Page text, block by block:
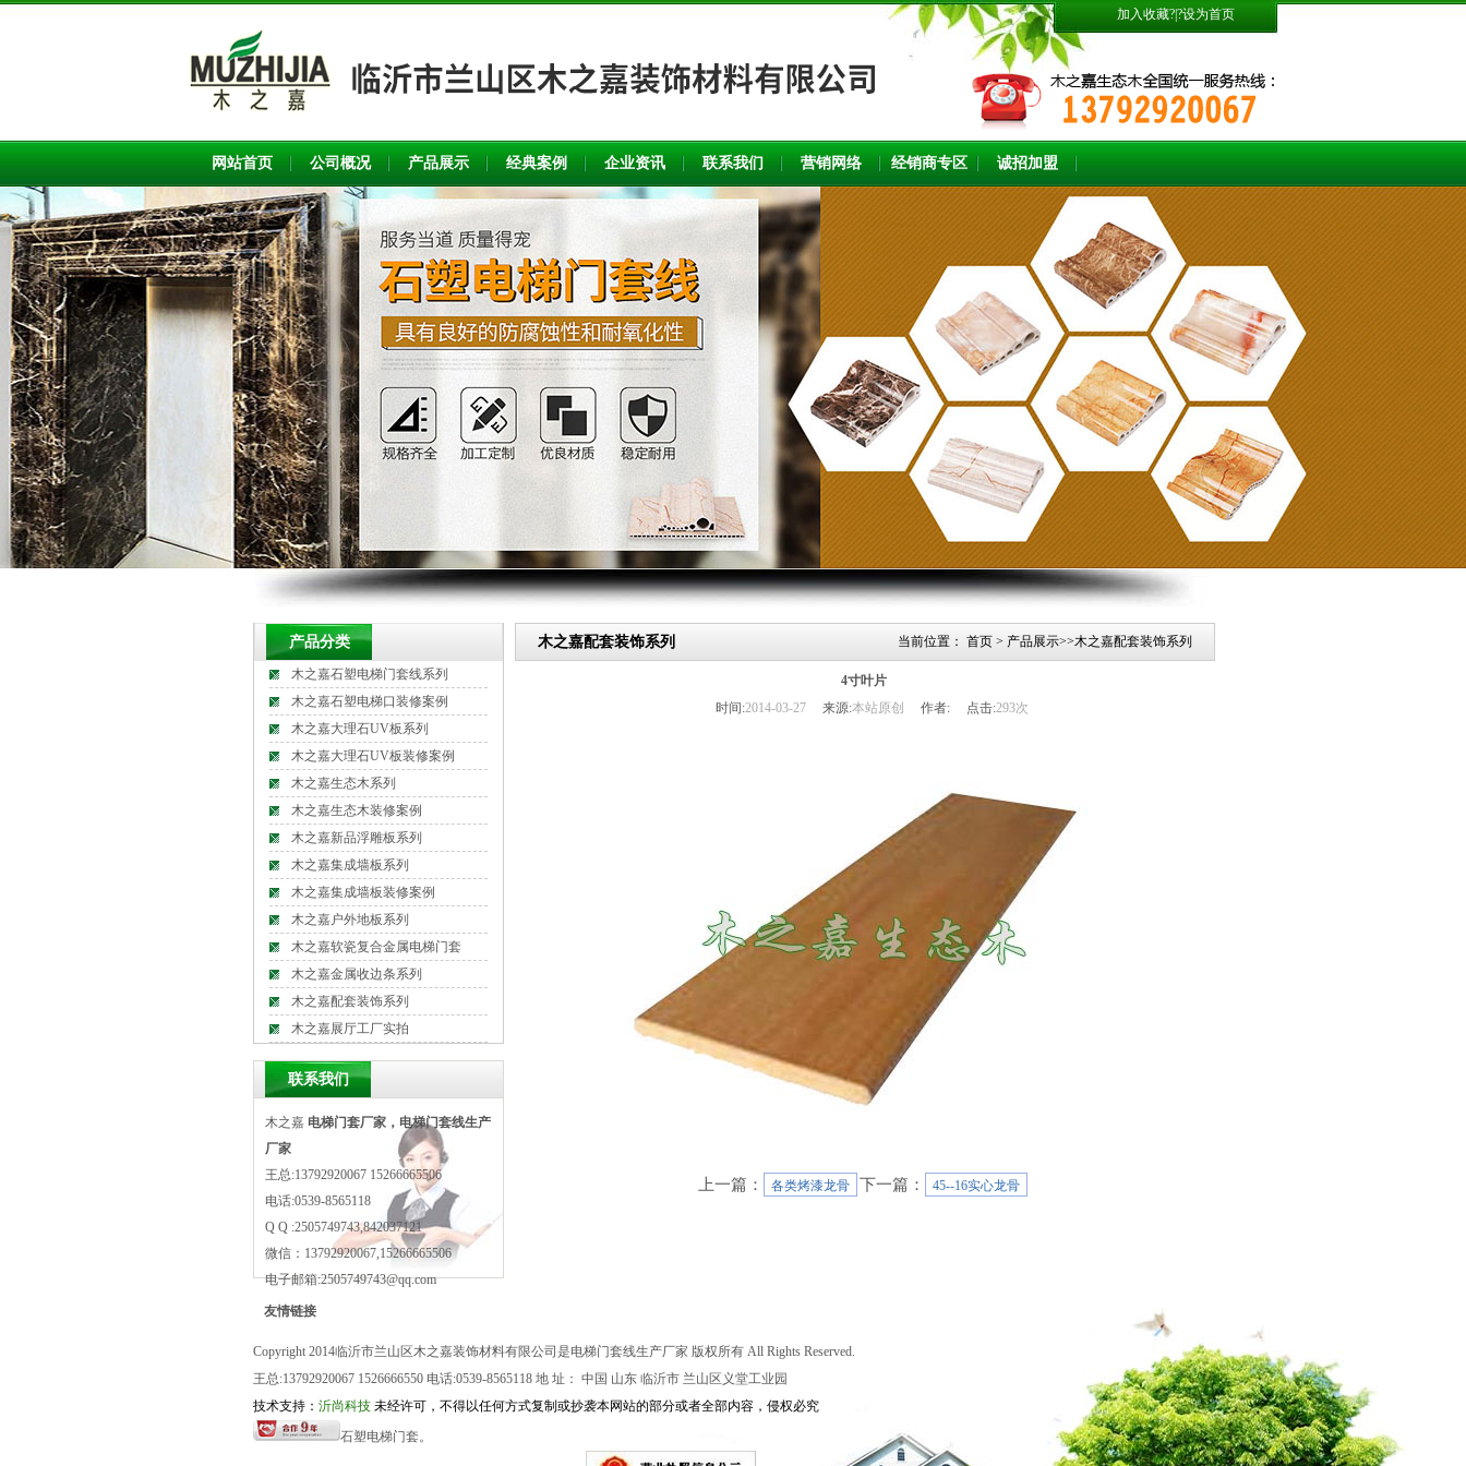
加入收藏?|?设为首页
网站首页 公司概况 产品展示 经典案例 企业资讯 联系我们 营销网络 经销商专区 诚招加盟
产品分类
木之嘉石塑电梯门套线系列
木之嘉石塑电梯口装修案例
木之嘉大理石UV板系列
木之嘉大理石UV板装修案例
木之嘉生态木系列
木之嘉生态木装修案例
木之嘉新品浮雕板系列
木之嘉集成墙板系列
木之嘉集成墙板装修案例
木之嘉户外地板系列
木之嘉软瓷复合金属电梯门套
木之嘉金属收边条系列
木之嘉配套装饰系列
木之嘉展厅工厂实拍
联系我们
木之嘉 电梯门套厂家，电梯门套线生产
厂家
王总:13792920067 15266665506
电话:0539-8565118
Q Q :2505749743,842037121
微信：13792920067,15266665506
电子邮箱:2505749743@qq.com
木之嘉配套装饰系列 当前位置： 首页 > 产品展示>>木之嘉配套装饰系列
4寸叶片
时间:2014-03-27 来源:本站原创 作者: 点击:293次
上一篇： 各类烤漆龙骨 下一篇： 45--16实心龙骨
友情链接
Copyright 2014临沂市兰山区木之嘉装饰材料有限公司是电梯门套线生产厂家 版权所有 All Rights Reserved.
王总:13792920067 1526666550 电话:0539-8565118 地 址： 中国 山东 临沂市 兰山区义堂工业园
技术支持： 沂尚科技 未经许可，不得以任何方式复制或抄袭本网站的部分或者全部内容，侵权必究
石塑电梯门套。